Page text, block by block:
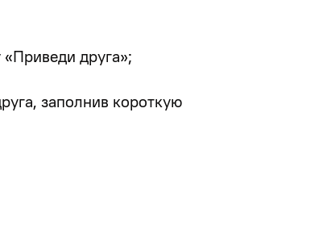
друга»;
заполнив короткую